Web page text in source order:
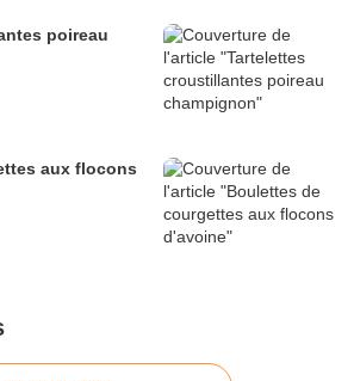
poireau
aux flocons